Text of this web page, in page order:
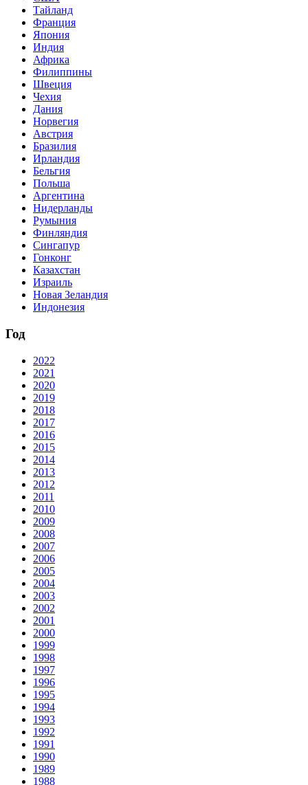
Тайланд
Франция
Япония
Индия
Африка
Филиппины
Швеция
Чехия
Дания
Норвегия
Австрия
Бразилия
Ирландия
Бельгия
Польша
Аргентина
Нидерланды
Румыния
Финляндия
Сингапур
Гонконг
Казахстан
Израиль
Новая Зеландия
Индонезия
Год
2022
2021
2020
2019
2018
2017
2016
2015
2014
2013
2012
2011
2010
2009
2008
2007
2006
2005
2004
2003
2002
2001
2000
1999
1998
1997
1996
1995
1994
1993
1992
1991
1990
1989
1988